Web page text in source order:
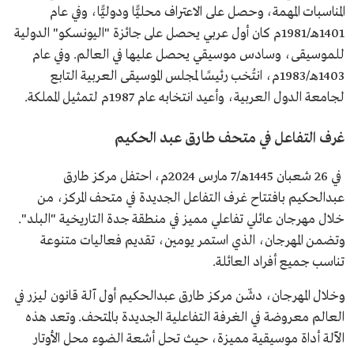
المناسبات المهمة، وحصل على الاعتراف محليًّا ودوليًّا، وفي عام
1401هـ/1981م كان أول عربي يحصل على جائزة "اليونسكو" الدولية
للموسيقى، وسادس موسيقي يحصل عليها في العالم. وفي عام
1403هـ/1983م، انتُخب رئيسًا لمجلس الموسيقى العربية التابع
لجامعة الدول العربية، وأعيد انتخابه عام 1987م لتمثيل المملكة.
غرف التفاعل في متحف طارق عبد الحكيم
في 26 شعبان 1445هـ/7 مارس 2024م، احتفل مركز طارق
عبدالحكيم بافتتاح غرف التفاعل الجديدة في متحف المركز، من
خلال مهرجان عائلي تفاعلي مميز في منطقة جدة التاريخية "البلد".
وتضمن المهرجان، الذي استمر يومين، تقديم فعاليات متنوعة
تناسب جميع أفراد العائلة.
وخلال المهرجان، دشّن مركز طارق عبدالحكيم أول آلة قانون ليزر في
العالم معروضة في الغرفة التفاعلية الجديدة بالمتحف. وتعد هذه
الآلة أداة موسيقية مميزة، حيث تحل أشعة الضوء محل الأوتار